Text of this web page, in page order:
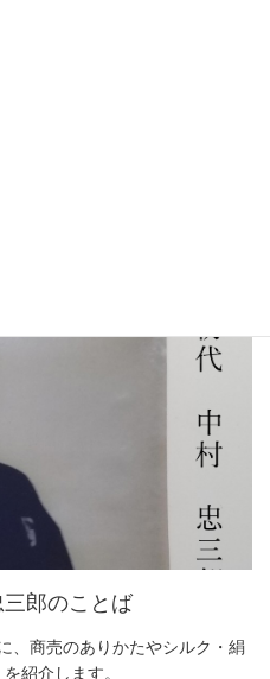
郎のことば
、商売のありかたやシルク・絹
紹介します。